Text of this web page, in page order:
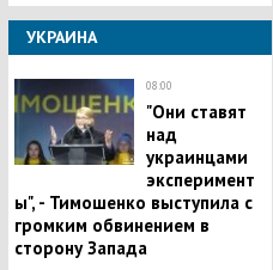
УКРАИНА
08:00
"Они ставят
над
украинцами
эксперимент
ы", - Тимошенко выступила с
громким обвинением в
сторону Запада